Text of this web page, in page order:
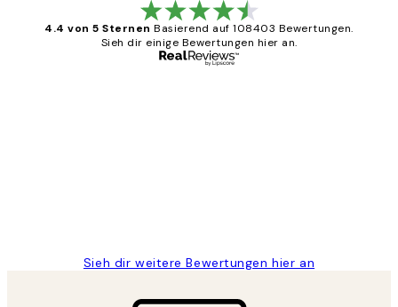
4.4 von 5 Sternen Basierend auf 108403 Bewertungen.
Sieh dir einige Bewertungen hier an.
Sieh dir weitere Bewertungen hier an